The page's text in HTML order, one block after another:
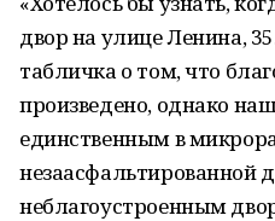
двор на улице Ленина,
табличка о том, что
произведено, однако
единственным в
незаасфальтированной
неблагоустроенным